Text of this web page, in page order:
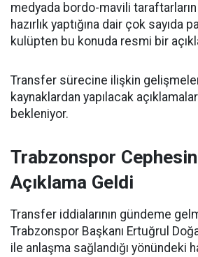
medyada bordo-mavili
hazırlık yaptığına dair çok sayıda
kulüpten bu konuda resmi bir
Transfer sürecine ilişkin
kaynaklardan yapılacak
bekleniyor.
Trabzonspor
Açıklama Geldi
Transfer iddialarının gündeme
Trabzonspor Başkanı Ertuğrul
ile anlaşma sağlandığı yönündeki